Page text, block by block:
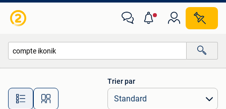
Toutes les distances…
Trier par